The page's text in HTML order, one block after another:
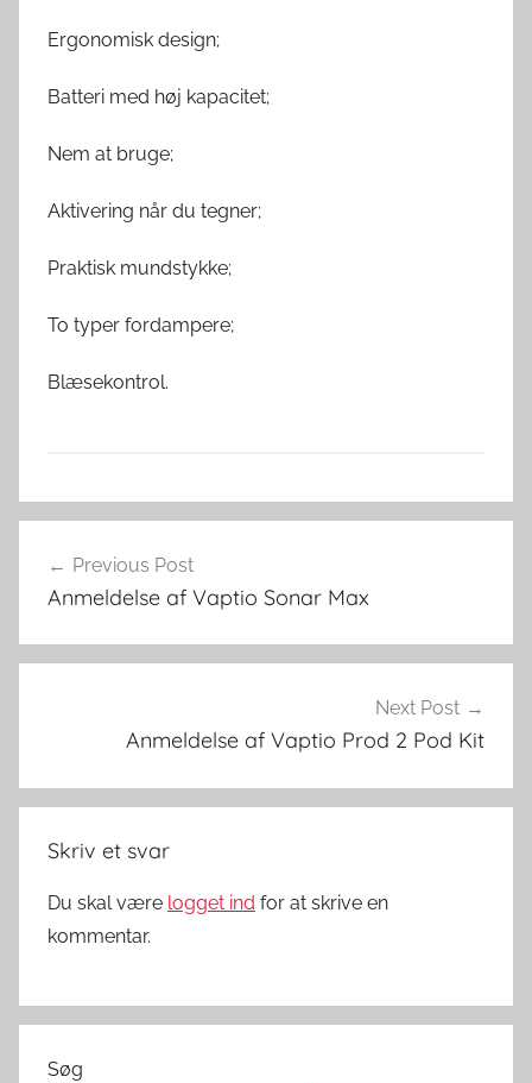
Ergonomisk design;
Batteri med høj kapacitet;
Nem at bruge;
Aktivering når du tegner;
Praktisk mundstykke;
To typer fordampere;
Blæsekontrol.
E
æ
s
Previous Post
Anmeldelse af Vaptio Sonar Max
Next Post
Anmeldelse af Vaptio Prod 2 Pod Kit
Skriv et svar
Du skal være logget ind for at skrive en
kommentar.
Søg